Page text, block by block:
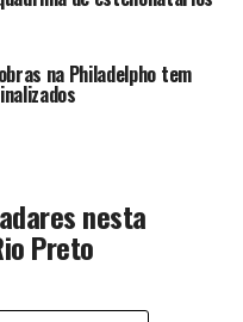
na Philadelpho tem
nesta
Preto